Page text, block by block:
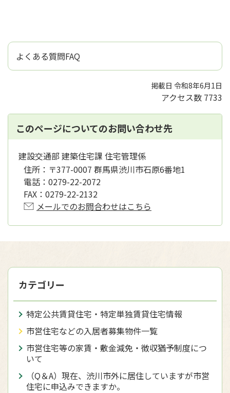
よくある質問FAQ
掲載日 令和8年6月1日
アクセス数 7733
このページについてのお問い合わせ先
建設交通部 建築住宅課 住宅管理係
住所： 〒377-0007 群馬県渋川市石原6番地1
電話： 0279-22-2072
FAX： 0279-22-2132
メールでのお問合わせはこちら
カテゴリー
特定公共賃貸住宅・特定単独賃貸住宅情報
市営住宅などの入居者募集物件一覧
市営住宅等の家賃・敷金減免・徴収猶予制度につ
いて
（Q＆A）現在、渋川市外に居住していますが市営
住宅に申込みできますか。